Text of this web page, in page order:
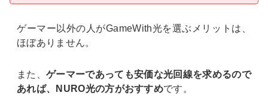
ゲーマー以外の人がGameWith光を選ぶメリットは、
ほぼありません。
また、 ゲーマーであっても安価な光回線を求めるので
あれば、NURO光の方がおすすめです。